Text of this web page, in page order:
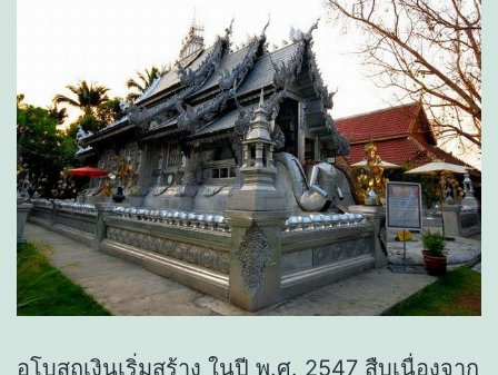
อุโบสถเงินเริ่มสร้าง ในปี พ.ศ. 2547 สืบเนื่องจาก